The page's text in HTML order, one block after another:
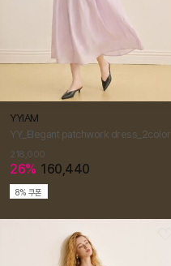
YYIAM
YY_Elegant patchwork dress_2color
218,000
26% 160,440
8% 쿠폰